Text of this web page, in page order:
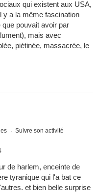
qui existent aux USA,
y a la même fascination
que pouvait avoir par
mais avec
piétinée, massacrée, le
Suivre son activité
de harlem, enceinte de
tyranique qui l'a bat ce
et bien belle surprise